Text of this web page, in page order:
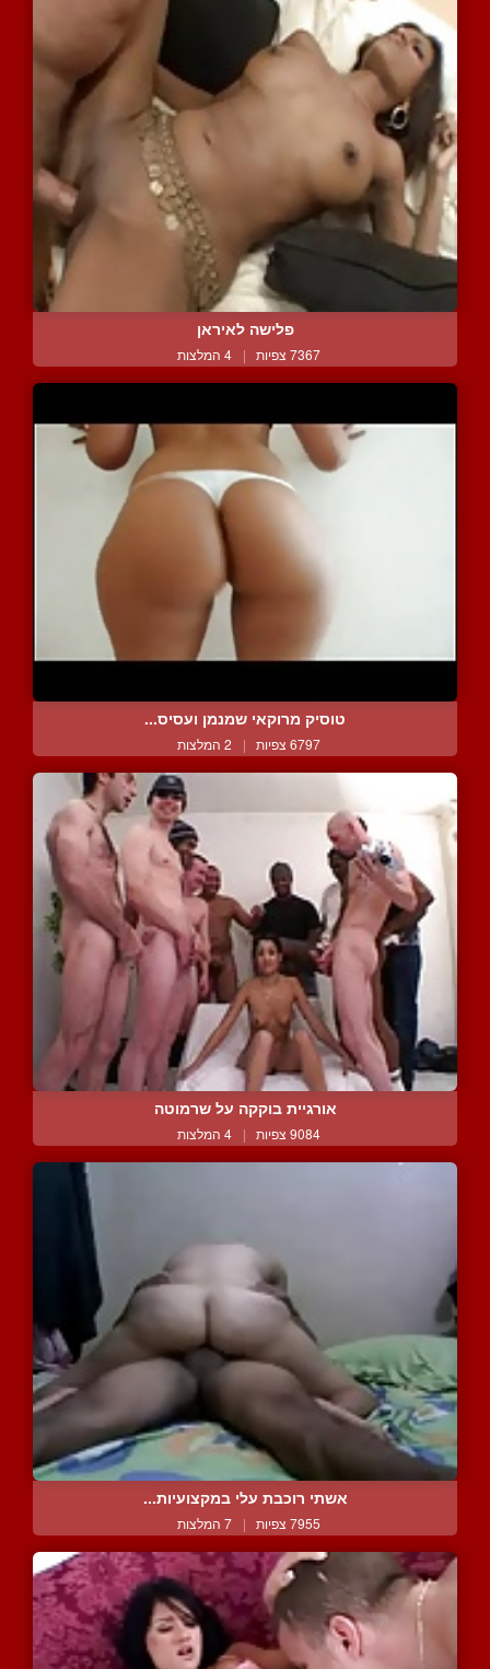
פלישה לאיראן
7367 צפיות | 4 המלצות
טוסיק מרוקאי שמנמן ועסיס...
6797 צפיות | 2 המלצות
אורגיית בוקקה על שרמוטה
9084 צפיות | 4 המלצות
אשתי רוכבת עלי במקצועיות...
7955 צפיות | 7 המלצות